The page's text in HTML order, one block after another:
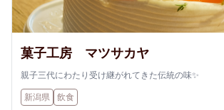
菓子工房 マツサカヤ
親子三代にわたり受け継がれてきた伝統の味✨
新潟県 飲食